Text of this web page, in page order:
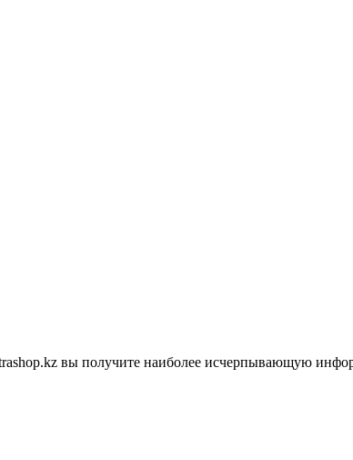
вы получите наиболее исчерпывающую